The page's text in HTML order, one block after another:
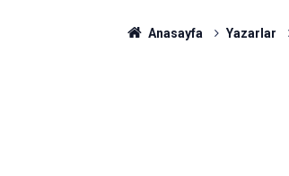
Anasayfa Yazarlar